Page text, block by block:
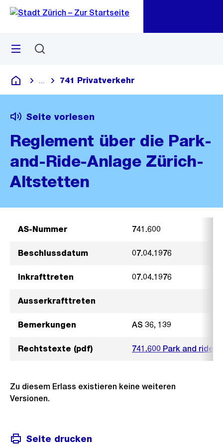
Navigation
Sprunglink
Menü
Deutsch
Blende alle Breadcrumbs ein
741 Privatverkehr
Seite vorlesen
Reglement über die Park-
and-Ride-Anlage Zürich-
Altstetten
AS-Nummer 741.600
Beschlussdatum 07.04.1976
Inkrafttreten 07.04.1976
Ausserkrafttreten
Bemerkungen AS 36, 139
Rechtstexte (pdf) 741.600 Park and ride
Zu diesem Erlass existieren keine weiteren
Versionen.
Seite drucken